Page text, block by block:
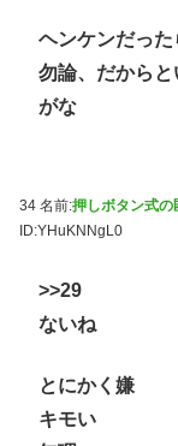
ヘンケンだっ
勿論、だから
がな
34 名前:押しボタン式の
ID:YHuKNNgL0
>>29
ないね
とにかく嫌
キモい